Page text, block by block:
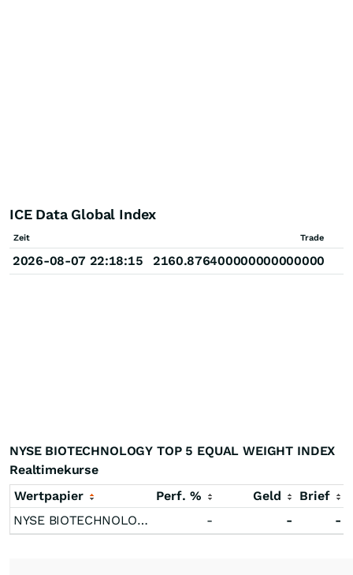
ICE Data Global Index
Zeit Trade
2026-08-07 22:18:15 2160.876400000000000000
NYSE BIOTECHNOLOGY TOP 5 EQUAL WEIGHT INDEX
Realtimekurse
Wertpapier
Perf. % Geld
Brief
NYSE BIOTECHNOLOGY TOP 5 EQUAL WEIGHT INDEX
- - -